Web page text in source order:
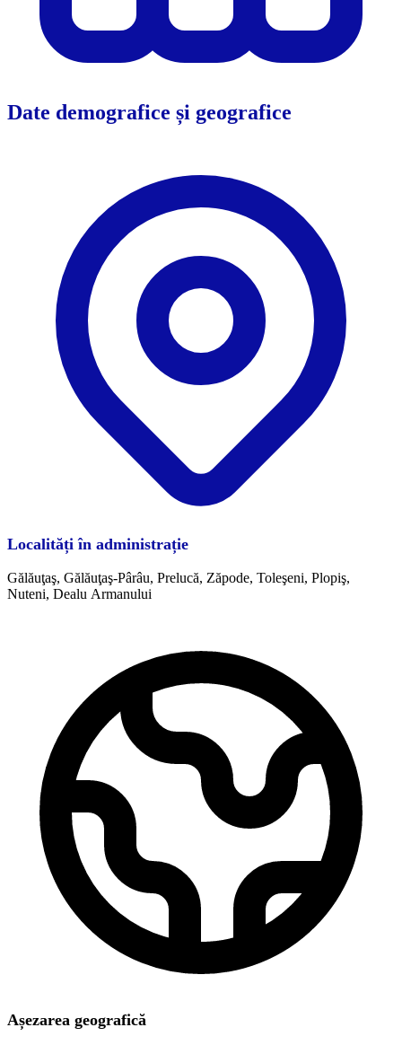
Date demografice și geografice
Localități în administrație
Gălăuţaş, Gălăuţaş-Pârâu, Prelucă, Zăpode, Toleşeni, Plopiş,
Nuteni, Dealu Armanului
Așezarea geografică